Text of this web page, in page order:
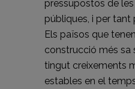
pressupostos de
públiques, i per tant
Els països que
construcció més sa
tingut creixements
estables en el